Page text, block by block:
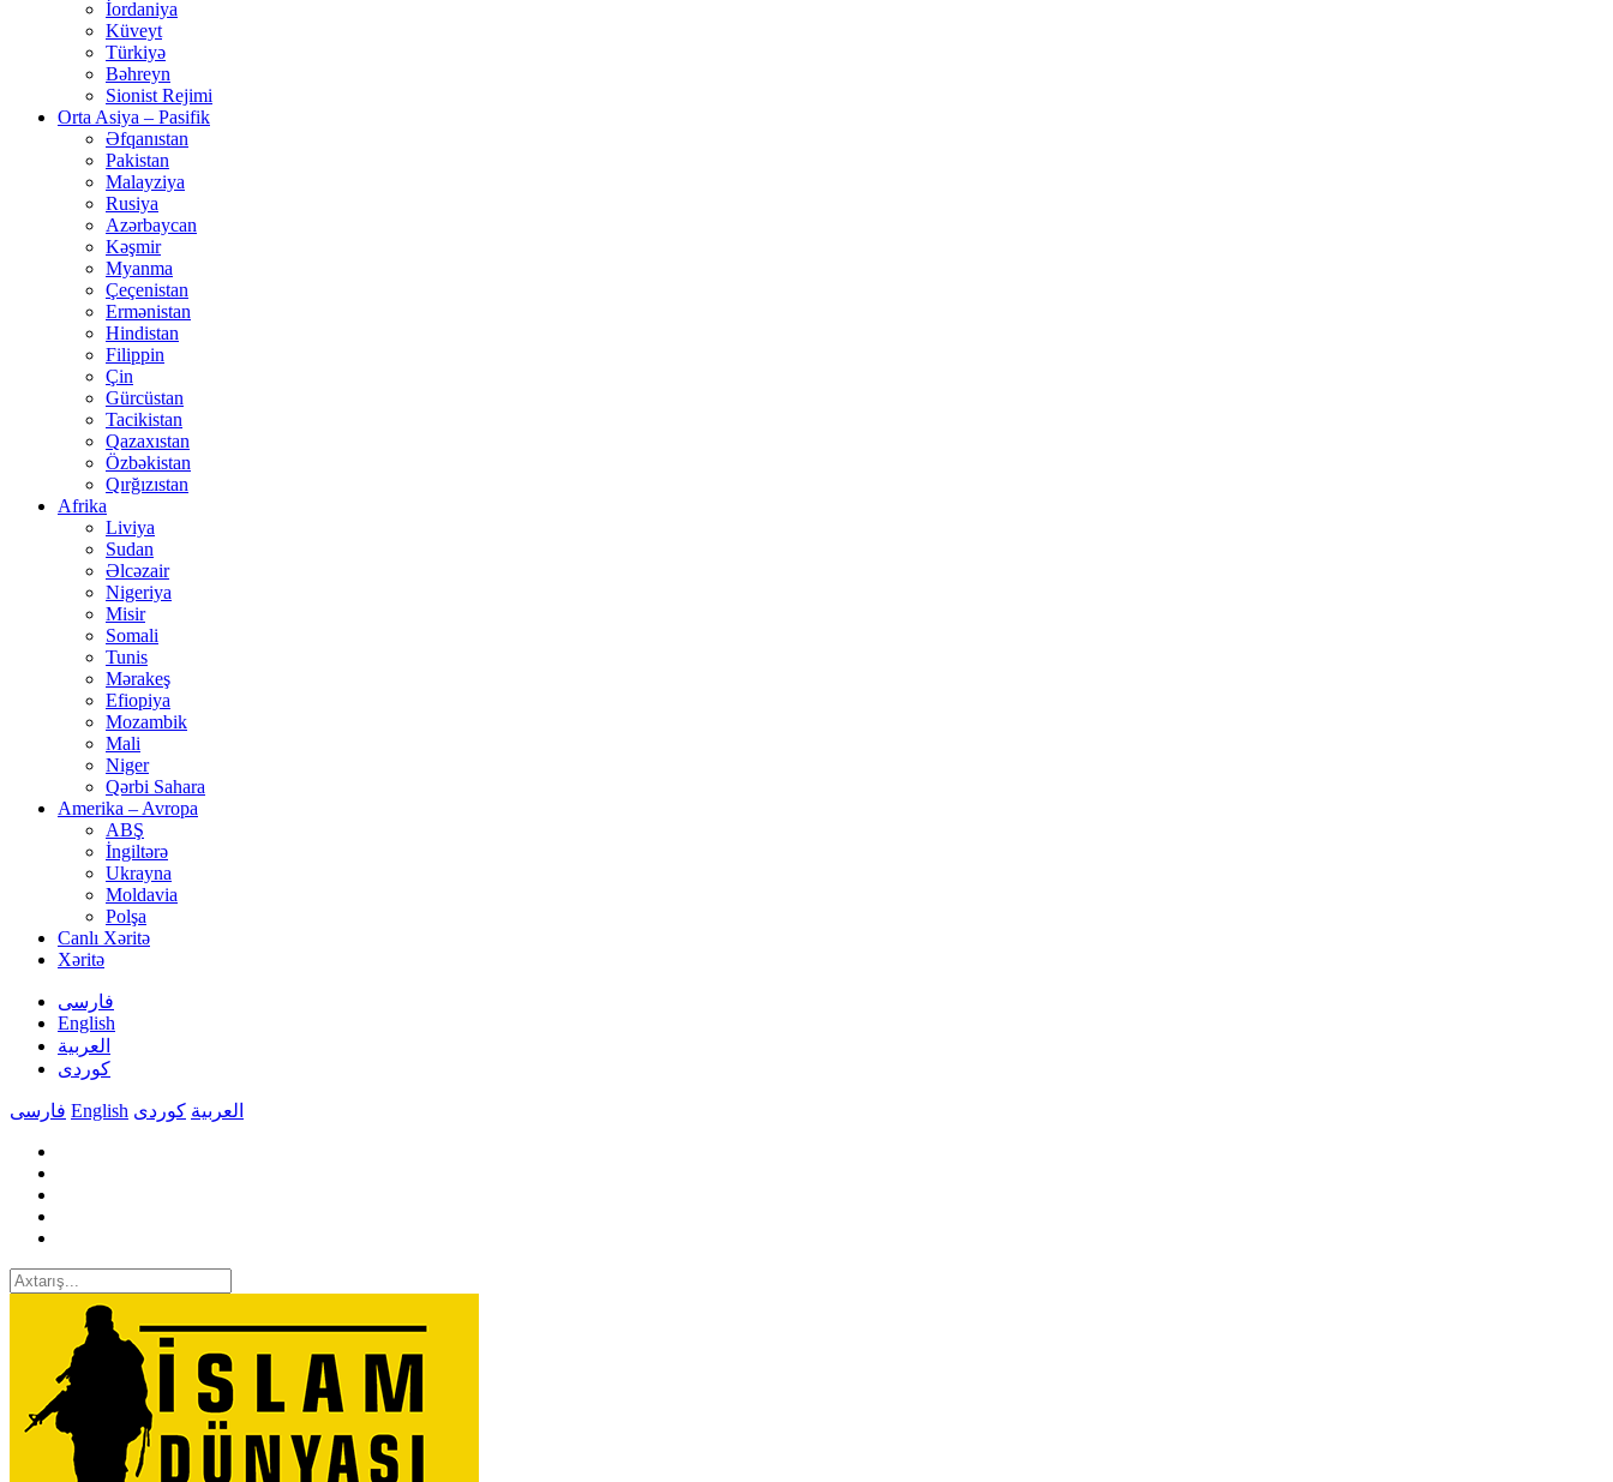
İordaniya
Küveyt
Türkiyə
Bəhreyn
Sionist Rejimi
Orta Asiya – Pasifik
Əfqanıstan
Pakistan
Malayziya
Rusiya
Azərbaycan
Kəşmir
Myanma
Çeçenistan
Ermənistan
Hindistan
Filippin
Çin
Gürcüstan
Tacikistan
Qazaxıstan
Özbəkistan
Qırğızıstan
Afrika
Liviya
Sudan
Əlcəzair
Nigeriya
Misir
Somali
Tunis
Mərakeş
Efiopiya
Mozambik
Mali
Niger
Qərbi Sahara
Amerika – Avropa
ABŞ
İngiltərə
Ukrayna
Moldavia
Polşa
Canlı Xəritə
Xəritə
فارسی
English
العربیة
کوردی
فارسی English العربیة کوردی